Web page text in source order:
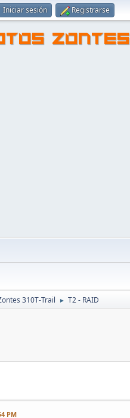
Iniciar sesión Registrarse
ZONTES
310T-Trail ► T2 - RAID
PM